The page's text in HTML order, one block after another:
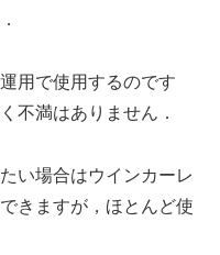
用で使用するのです
不満はありません．
い場合はウインカーレ
きますが，ほとんど使